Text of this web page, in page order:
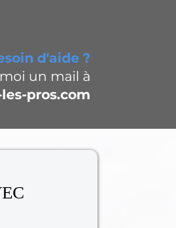
d'aide ?
un mail à
pros.com